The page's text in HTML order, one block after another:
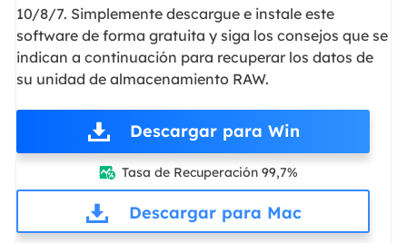
10/8/7. Simplemente descargue e instale este
software de forma gratuita y siga los consejos que se
indican a continuación para recuperar los datos de
su unidad de almacenamiento RAW.
Descargar para Win
 Tasa de Recuperación 99,7%
Descargar para Mac